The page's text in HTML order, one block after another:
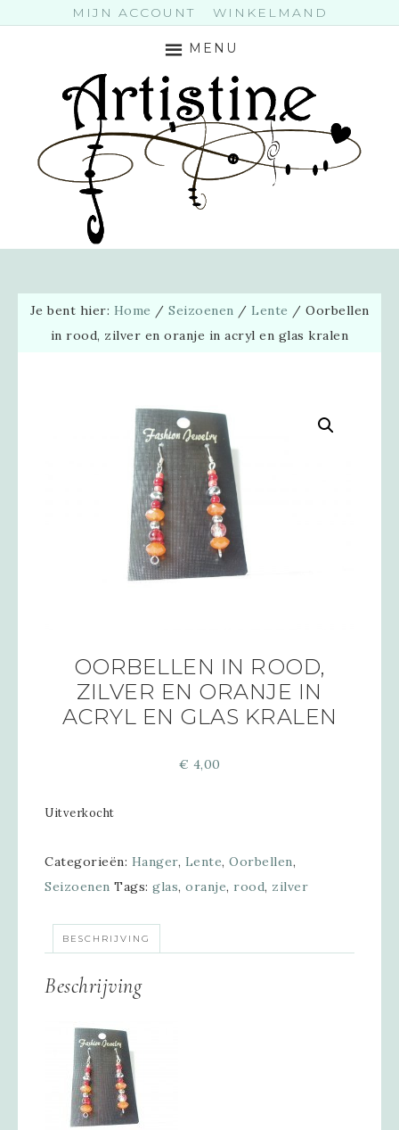
MIJN ACCOUNT WINKELMAND
MENU
Je bent hier: Home / Seizoenen / Lente / Oorbellen
in rood, zilver en oranje in acryl en glas kralen
OORBELLEN IN ROOD,
ZILVER EN ORANJE IN
ACRYL EN GLAS KRALEN
€ 4,00
Uitverkocht
Categorieën: Hanger, Lente, Oorbellen,
Seizoenen Tags: glas, oranje, rood, zilver
BESCHRIJVING
Beschrijving